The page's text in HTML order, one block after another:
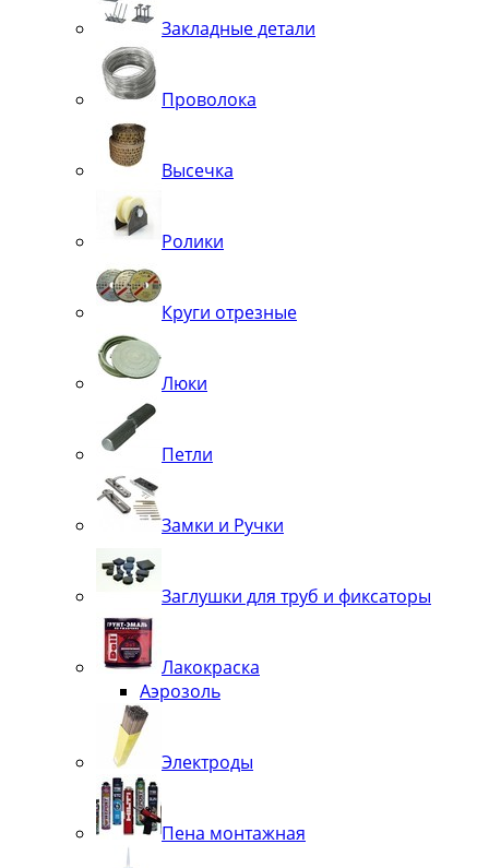
Закладные детали
Проволока
Высечка
Ролики
Круги отрезные
Люки
Петли
Замки и Ручки
Заглушки для труб и фиксаторы
Лакокраска
Аэрозоль
Электроды
Пена монтажная